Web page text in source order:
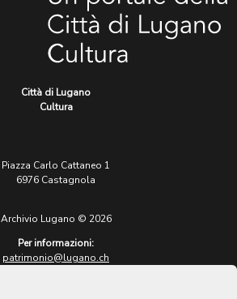
Città di Lugano
Cultura
Piazza Carlo Cattaneo 1
6976 Castagnola
Archivio Lugano © 2026
Per informazioni:
patrimonio@lugano.ch